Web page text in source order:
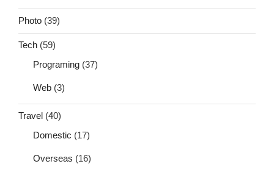
Photo (39)
Tech (59)
Programing (37)
Web (3)
Travel (40)
Domestic (17)
Overseas (16)